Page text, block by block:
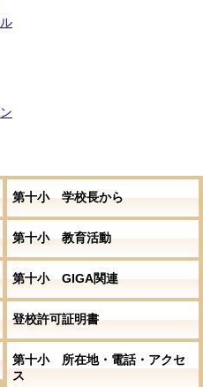
第十小 学校長から
第十小 教育活動
第十小 GIGA関連
登校許可証明書
第十小 所在地・電話・アクセ
ス